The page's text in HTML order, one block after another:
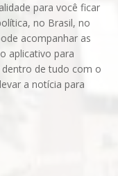
para você ficar
no Brasil, no
acompanhar as
aplicativo para
dentro de tudo com o
a notícia para